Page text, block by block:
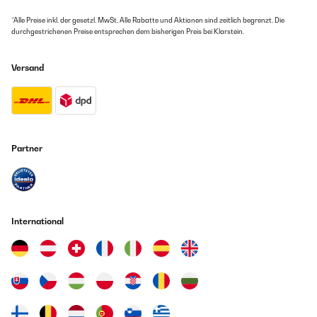
antiorario: produce fresche correnti d’aria in caso di caldo ’
lampada con vetro smerigliato ’ montatura lampadina: E27 ’
testato per bene, il processo di montaggio non richiede
particolari doti, in quanto basterà seguire il manuale utente, e
devo dire che è complessivamente davvero un ottimo prodotto.
circa è una soluzione più che valida ed è per questo che vi
ufficiale del rivenditore electronic-star che ringraziamo per
averci concesso l’opportunità di provare questo prodotto. Vi
invitiamo inoltre a visitare il sito menzionato sopra in quanto
sono presenti diverse soluzioni tecnologiche che speriamo di
*Alle Preise inkl. der gesetzl. MwSt. Alle Rabatte und Aktionen sind zeitlich begrenzt. Die
durchgestrichenen Preise entsprechen dem bisherigen Preis bei Klarstein.
Versand
Partner
International